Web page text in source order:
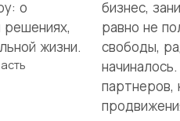
о
решениях,
жизни.
бизнес,
равно не
свободы,
партнеров,